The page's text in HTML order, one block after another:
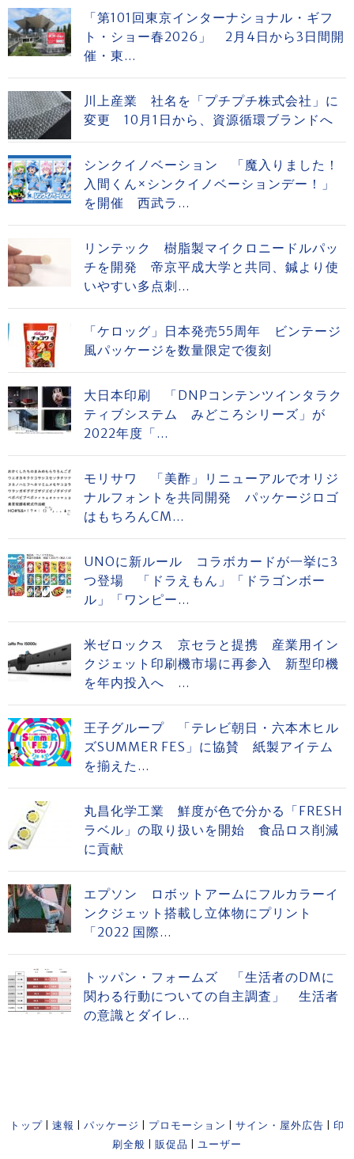
「第101回東京インターナショナル・ギフ
ト・ショー春2026」 2月4日から3日間開
催・東...
川上産業 社名を「プチプチ株式会社」に
変更 10月1日から、資源循環ブランドへ
シンクイノベーション 「魔入りました！
入間くん×シンクイノベーションデー！」
を開催 西武ラ...
リンテック 樹脂製マイクロニードルパッ
チを開発 帝京平成大学と共同、鍼より使
いやすい多点刺...
「ケロッグ」日本発売55周年 ビンテージ
風パッケージを数量限定で復刻
大日本印刷 「DNPコンテンツインタラク
ティブシステム みどころシリーズ」が
2022年度「...
モリサワ 「美酢」リニューアルでオリジ
ナルフォントを共同開発 パッケージロゴ
はもちろんCM...
UNOに新ルール コラボカードが一挙に3
つ登場 「ドラえもん」「ドラゴンボー
ル」「ワンピー...
米ゼロックス 京セラと提携 産業用イン
クジェット印刷機市場に再参入 新型印機
を年内投入へ ...
王子グループ 「テレビ朝日・六本木ヒル
ズSUMMER FES」に協賛 紙製アイテム
を揃えた...
丸昌化学工業 鮮度が色で分かる「FRESH
ラベル」の取り扱いを開始 食品ロス削減
に貢献
エプソン ロボットアームにフルカラーイ
ンクジェット搭載し立体物にプリント
「2022 国際...
トッパン・フォームズ 「生活者のDMに
関わる行動についての自主調査」 生活者
の意識とダイレ...
トップ 速報 パッケージ プロモーション サイン・屋外広告
印
刷全般
販促品 ユーザー